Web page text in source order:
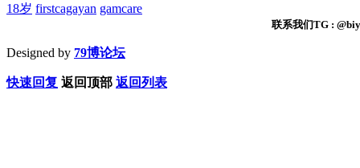
18岁 firstcagayan gamcare
联系我们TG :
Designed by 79博论坛
快速回复 返回顶部 返回列表